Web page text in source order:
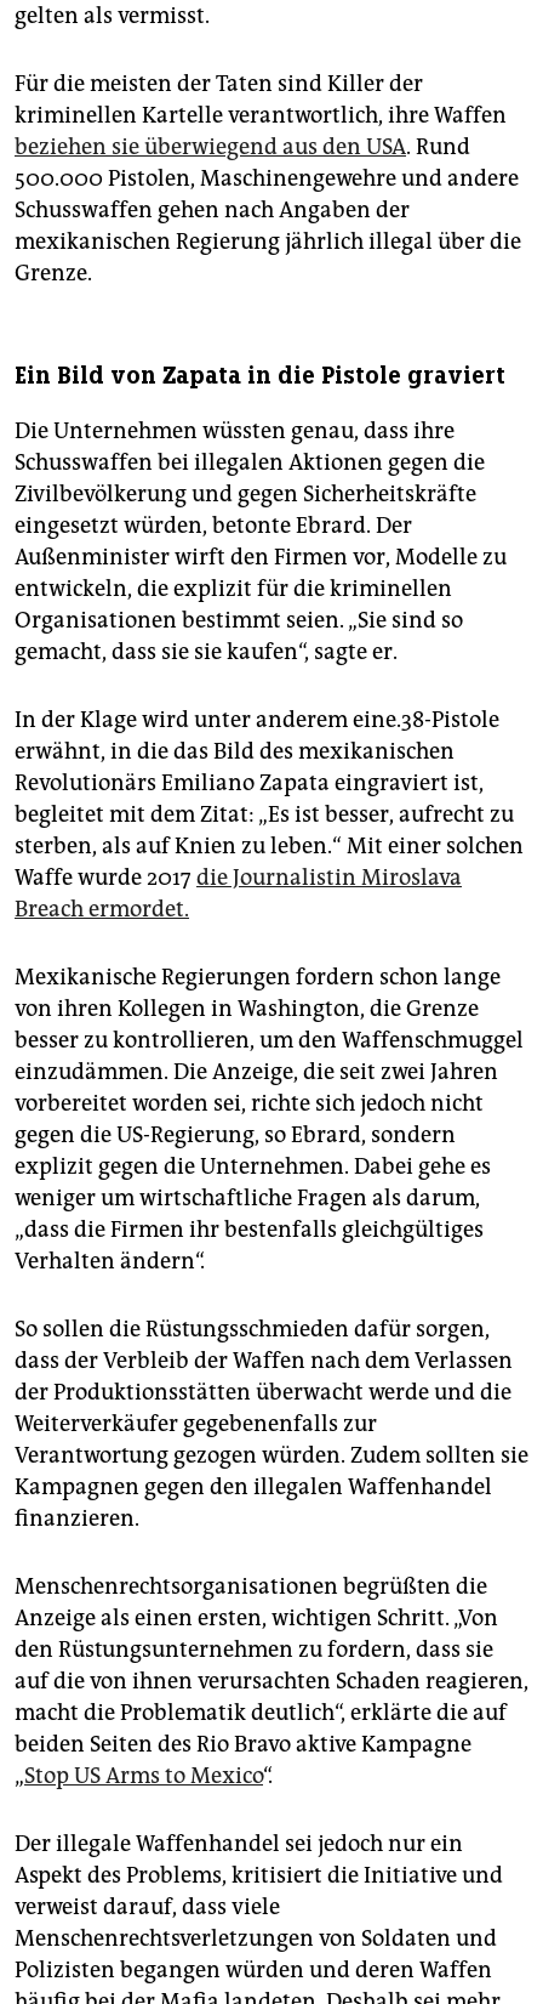
gelten als vermisst.
Für die meisten der Taten sind Killer der
kriminellen Kartelle verantwortlich, ihre Waffen
beziehen sie überwiegend aus den USA. Rund
500.000 Pistolen, Maschinengewehre und andere
Schusswaffen gehen nach Angaben der
mexikanischen Regierung jährlich illegal über die
Grenze.
Ein Bild von Zapata in die Pistole graviert
Die Unternehmen wüssten genau, dass ihre
Schusswaffen bei illegalen Aktionen gegen die
Zivilbevölkerung und gegen Sicherheitskräfte
eingesetzt würden, betonte Ebrard. Der
Außenminister wirft den Firmen vor, Modelle zu
entwickeln, die explizit für die kriminellen
Organisationen bestimmt seien. „Sie sind so
gemacht, dass sie sie kaufen“, sagte er.
In der Klage wird unter anderem eine.38-Pistole
erwähnt, in die das Bild des mexikanischen
Revolutionärs Emiliano Zapata eingraviert ist,
begleitet mit dem Zitat: „Es ist besser, aufrecht zu
sterben, als auf Knien zu leben.“ Mit einer solchen
Waffe wurde 2017 die Journalistin Miroslava
Breach ermordet.
Mexikanische Regierungen fordern schon lange
von ihren Kollegen in Washington, die Grenze
besser zu kontrollieren, um den Waffenschmuggel
einzudämmen. Die Anzeige, die seit zwei Jahren
vorbereitet worden sei, richte sich jedoch nicht
gegen die US-Regierung, so Ebrard, sondern
explizit gegen die Unternehmen. Dabei gehe es
weniger um wirtschaftliche Fragen als darum,
„dass die Firmen ihr bestenfalls gleichgültiges
Verhalten ändern“.
So sollen die Rüstungsschmieden dafür sorgen,
dass der Verbleib der Waffen nach dem Verlassen
der Produktionsstätten überwacht werde und die
Weiterverkäufer gegebenenfalls zur
Verantwortung gezogen würden. Zudem sollten sie
Kampagnen gegen den illegalen Waffenhandel
finanzieren.
Menschenrechtsorganisationen begrüßten die
Anzeige als einen ersten, wichtigen Schritt. „Von
den Rüstungsunternehmen zu fordern, dass sie
auf die von ihnen verursachten Schaden reagieren,
macht die Problematik deutlich“, erklärte die auf
beiden Seiten des Rio Bravo aktive Kampagne
„Stop US Arms to Mexico“.
Der illegale Waffenhandel sei jedoch nur ein
Aspekt des Problems, kritisiert die Initiative und
verweist darauf, dass viele
Menschenrechtsverletzungen von Soldaten und
Polizisten begangen würden und deren Waffen